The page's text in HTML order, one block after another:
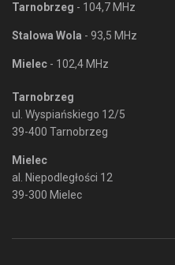
Tarnobrzeg - 104,7 MHz
Stalowa Wola - 93,5 MHz
Mielec - 102,4 MHz
Tarnobrzeg
ul. Wyspiańskiego 12/5
39-400 Tarnobrzeg
Mielec
al. Niepodległości 12
39-300 Mielec